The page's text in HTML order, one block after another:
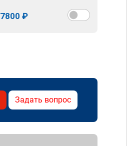
7800 ₽
Задать вопрос